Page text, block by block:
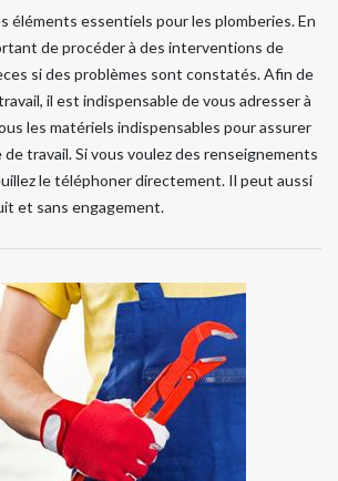
éléments essentiels pour les plomberies. En
de procéder à des interventions de
si des problèmes sont constatés. Afin de
il est indispensable de vous adresser à
les matériels indispensables pour assurer
travail. Si vous voulez des renseignements
le téléphoner directement. Il peut aussi
et sans engagement.